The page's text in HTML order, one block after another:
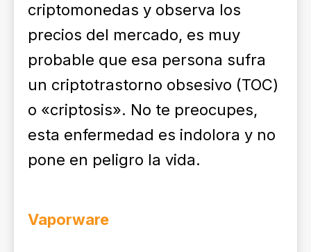
criptomonedas y observa los
precios del mercado, es muy
probable que esa persona sufra
un criptotrastorno obsesivo (TOC)
o «criptosis». No te preocupes,
esta enfermedad es indolora y no
pone en peligro la vida.
Vaporware